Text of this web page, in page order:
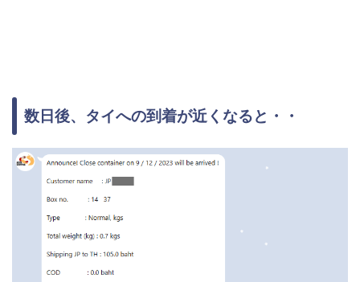
数日後、タイへの到着が近くなると・・